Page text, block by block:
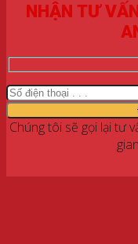
NHẬN TƯ
Chúng tôi sẽ gọi lại tư